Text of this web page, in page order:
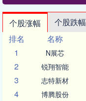
个股涨幅 个股跌幅
排名
名称
1
N展芯
2 锐翔智能
3 志特新材
4 博腾股份